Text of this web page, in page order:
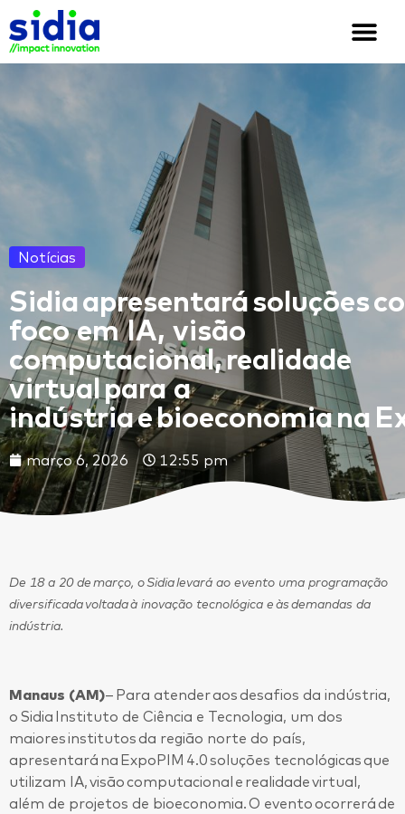
Notícias
Sidia apresentará soluções
foco em IA, visão
computacional, realidade
virtual para a
indústria e bioeconomia na
março 6, 2026 12:55 pm
De 18 a 20 de março, o Sidia levará ao evento uma programação
diversificada voltada à inovação tecnológica e às demandas da
indústria.
Manaus (AM)– Para atender aos desafios da indústria,
o Sidia Instituto de Ciência e Tecnologia, um dos
maiores institutos da região norte do país,
apresentará na ExpoPIM 4.0 soluções tecnológicas que
utilizam IA, visão computacional e realidade virtual,
além de projetos de bioeconomia. O evento ocorrerá de